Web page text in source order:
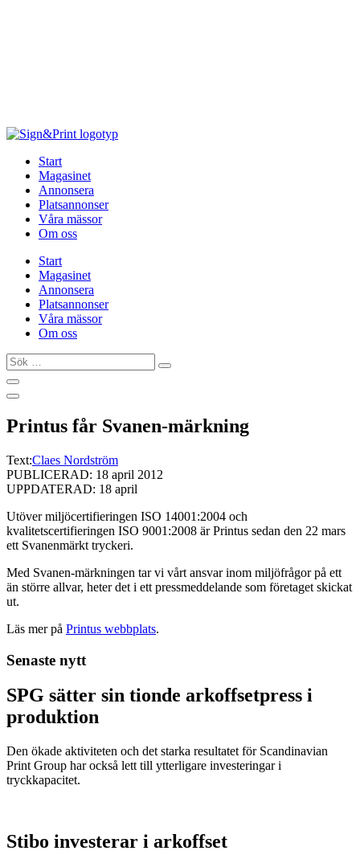
Start
Magasinet
Annonsera
Platsannonser
Våra mässor
Om oss
Start
Magasinet
Annonsera
Platsannonser
Våra mässor
Om oss
Sök
…
Printus får Svanen-märkning
Text:Claes Nordström
PUBLICERAD: 18 april 2012
UPPDATERAD: 18 april
Utöver miljöcertifieringen ISO 14001:2004 och
kvalitetscertifieringen ISO 9001:2008 är Printus sedan den 22 mars
ett Svanenmärkt tryckeri.
Med Svanen-märkningen tar vi vårt ansvar inom miljöfrågor på ett
än större allvar, heter det i ett pressmeddelande som företaget skickat
ut.
Läs mer på Printus webbplats.
Senaste nytt
SPG sätter sin tionde arkoffsetpress i
produktion
Den ökade aktiviteten och det starka resultatet för Scandinavian
Print Group har också lett till ytterligare investeringar i
tryckkapacitet.
Stibo investerar i arkoffset